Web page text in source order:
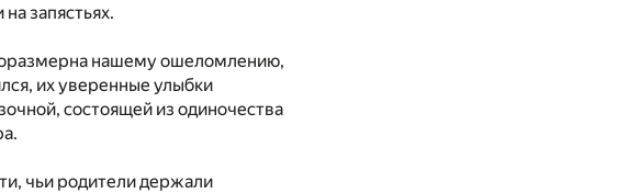
запястьях.
нашему ошеломлению,
их уверенные улыбки
состоящей из одиночества
чьи родители держали